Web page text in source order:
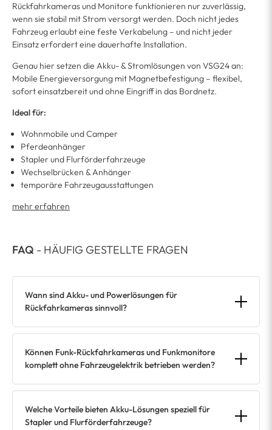
Rückfahrkameras und Monitore funktionieren nur zuverlässig,
wenn sie stabil mit Strom versorgt werden. Doch nicht jedes
Fahrzeug erlaubt eine feste Verkabelung – und nicht jeder
Einsatz erfordert eine dauerhafte Installation.
Genau hier setzen die Akku- & Stromlösungen von VSG24 an:
Mobile Energieversorgung mit Magnetbefestigung – flexibel,
sofort einsatzbereit und ohne Eingriff in das Bordnetz.
Ideal für:
Wohnmobile und Camper
Pferdeanhänger
Stapler und Flurförderfahrzeuge
Wechselbrücken & Anhänger
temporäre Fahrzeugausstattungen
mehr erfahren
FAQ - HÄUFIG GESTELLTE FRAGEN
Wann sind Akku- und Powerlösungen für
Rückfahrkameras sinnvoll?
Können Funk-Rückfahrkameras und Funkmonitore
komplett ohne Fahrzeugelektrik betrieben werden?
Welche Vorteile bieten Akku-Lösungen speziell für
Stapler und Flurförderfahrzeuge?